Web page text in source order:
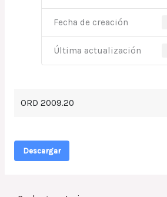
Fecha de creación
Última actualización
ORD 2009.20
Descargar